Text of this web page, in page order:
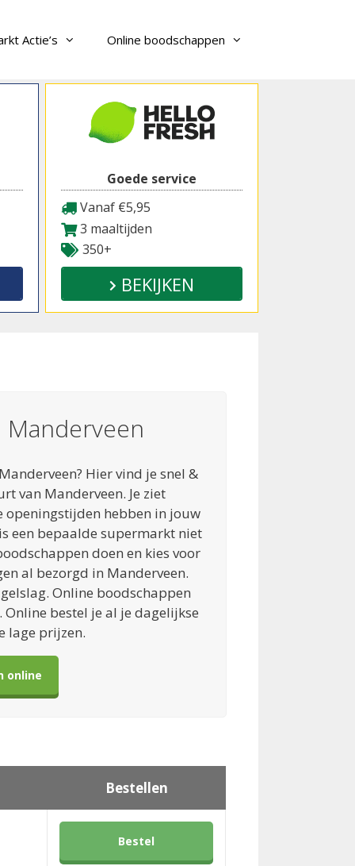
Actie’s Online boodschappen
Goede service
Vanaf €5,95
3 maaltijden
350+
BEKIJKEN
Hier vind je snel &
van Manderveen. Je ziet
hebben in jouw
een bepaalde supermarkt niet
doen en kies voor
al bezorgd in Manderveen.
Online boodschappen
bestel je al je dagelijkse
lage prijzen.
online
Bestellen
Bestel